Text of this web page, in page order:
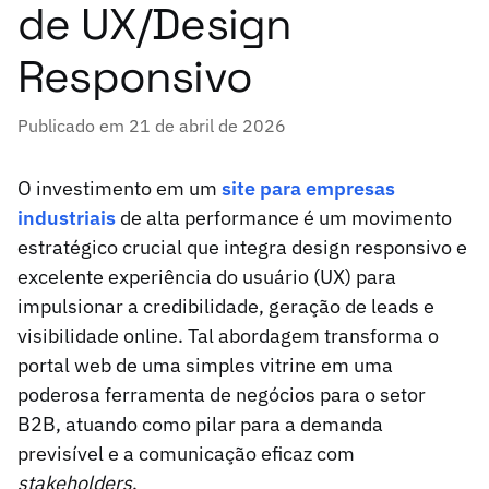
de UX/Design
Responsivo
Publicado em 21 de abril de 2026
O investimento em um site para empresas
industriais de alta performance é um movimento
estratégico crucial que integra design responsivo e
excelente experiência do usuário (UX) para
impulsionar a credibilidade, geração de leads e
visibilidade online. Tal abordagem transforma o
portal web de uma simples vitrine em uma
poderosa ferramenta de negócios para o setor
B2B, atuando como pilar para a demanda
previsível e a comunicação eficaz com
stakeholders.